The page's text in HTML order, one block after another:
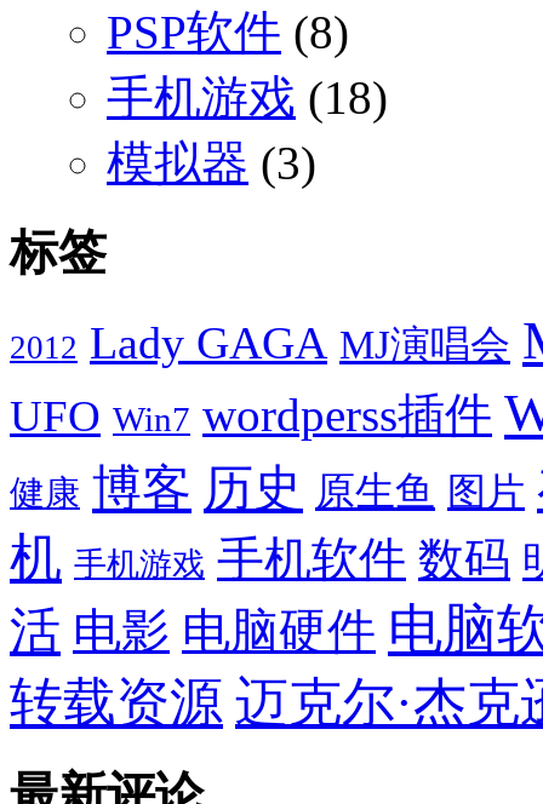
PSP软件 (8)
手机游戏 (18)
模拟器 (3)
标签
2012 Lady GAGA MJ演唱会
UFO Win7 wordperss插件
健康 博客 历史 原生鱼 图片
机 手机游戏 手机软件 数码
活 电影 电脑硬件 电脑
转载资源 迈克尔·杰克